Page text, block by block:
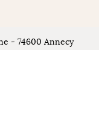
- 74600 Annecy